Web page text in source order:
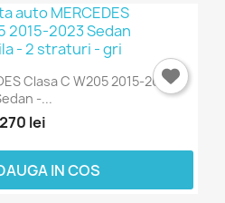
Clasa C W205 2015-2023
-...
270 lei
IN COS